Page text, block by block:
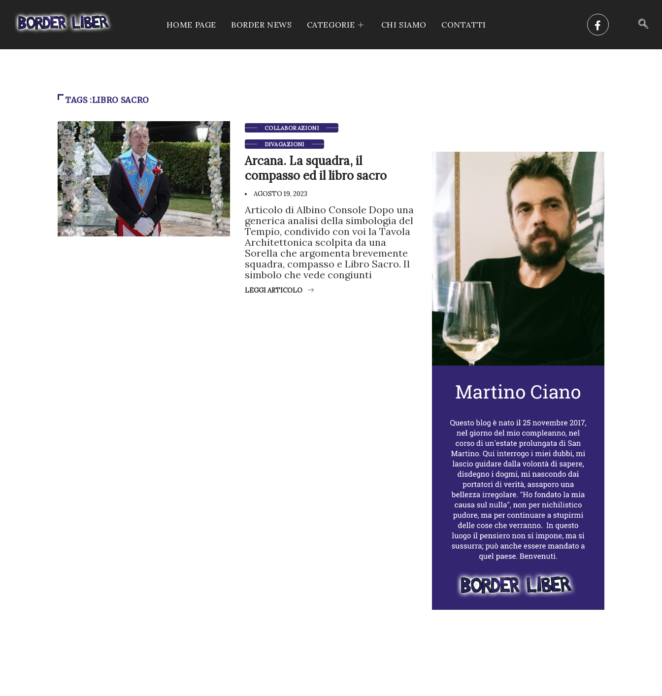
HOME PAGE BORDER NEWS CATEGORIE CHI SIAMO CONTATTI
TAGS :LIBRO SACRO
COLLABORAZIONI
DIVAGAZIONI
Arcana. La squadra, il
compasso ed il libro sacro
AGOSTO 19, 2023
Articolo di Albino Console Dopo una
generica analisi della simbologia del
Tempio, condivido con voi la Tavola
Architettonica scolpita da una
Sorella che argomenta brevemente
squadra, compasso e Libro Sacro. Il
simbolo che vede congiunti
LEGGI ARTICOLO